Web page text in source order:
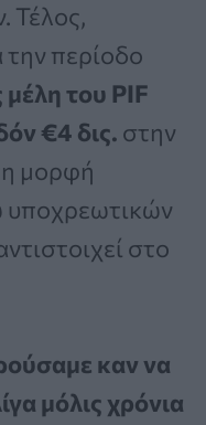
Τέλος,
περίοδο
μέλη του PIF
€4 δις. στην
μορφή
στο
καν να
μόλις χρόνια